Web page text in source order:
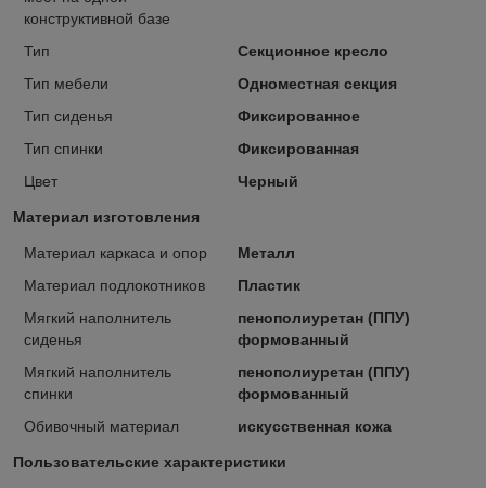
конструктивной базе
Тип
Секционное кресло
Тип мебели
Одноместная секция
Тип сиденья
Фиксированное
Тип спинки
Фиксированная
Цвет
Черный
Материал изготовления
Материал каркаса и опор
Металл
Материал подлокотников
Пластик
Мягкий наполнитель
сиденья
пенополиуретан (ППУ)
формованный
Мягкий наполнитель
спинки
пенополиуретан (ППУ)
формованный
Обивочный материал
искусственная кожа
Пользовательские характеристики